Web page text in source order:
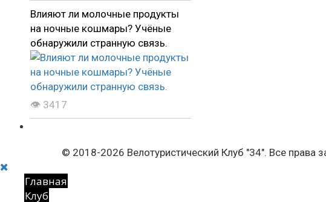
Влияют ли молочные продукты
на ночные кошмары? Учёные
обнаружили странную связь.
👁 3417
© 2018-2026 Велотуристический Клуб "34". Все права
Главная
Клуб